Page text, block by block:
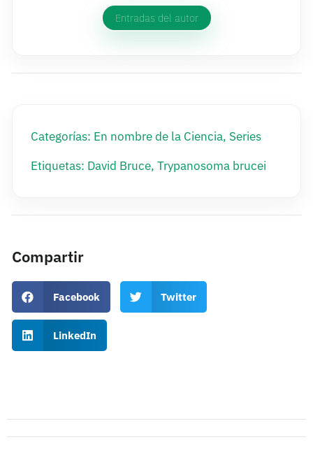
Entradas del autor
Categorías: En nombre de la Ciencia, Series
Etiquetas: David Bruce, Trypanosoma brucei
Compartir
Facebook Twitter
LinkedIn